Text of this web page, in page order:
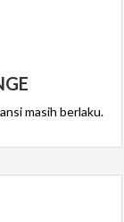
masih berlaku.